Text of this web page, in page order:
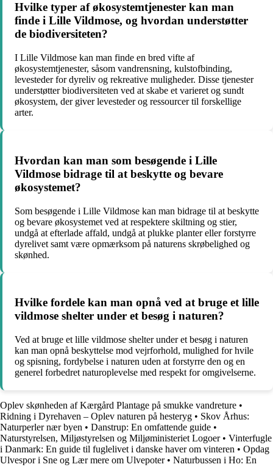
Hvilke typer af økosystemtjenester kan man
finde i Lille Vildmose, og hvordan understøtter
de biodiversiteten?
I Lille Vildmose kan man finde en bred vifte af
økosystemtjenester, såsom vandrensning, kulstofbinding,
levesteder for dyreliv og rekreative muligheder. Disse tjenester
understøtter biodiversiteten ved at skabe et varieret og sundt
økosystem, der giver levesteder og ressourcer til forskellige
arter.
Hvordan kan man som besøgende i Lille
Vildmose bidrage til at beskytte og bevare
økosystemet?
Som besøgende i Lille Vildmose kan man bidrage til at beskytte
og bevare økosystemet ved at respektere skiltning og stier,
undgå at efterlade affald, undgå at plukke planter eller forstyrre
dyrelivet samt være opmærksom på naturens skrøbelighed og
skønhed.
Hvilke fordele kan man opnå ved at bruge et lille
vildmose shelter under et besøg i naturen?
Ved at bruge et lille vildmose shelter under et besøg i naturen
kan man opnå beskyttelse mod vejrforhold, mulighed for hvile
og spisning, fordybelse i naturen uden at forstyrre den og en
generel forbedret naturoplevelse med respekt for omgivelserne.
Oplev skønheden af Kærgård Plantage på smukke vandreture •
Ridning i Dyrehaven – Oplev naturen på hesteryg • Skov Århus:
Naturperler nær byen • Danstrup: En omfattende guide •
Naturstyrelsen, Miljøstyrelsen og Miljøministeriet Logoer• Vinterfugle
i Danmark: En guide til fuglelivet i danske haver om vinteren • Opdag
Ulvespor i Sne og Lær mere om Ulvepoter• Naturbussen i Ho: En